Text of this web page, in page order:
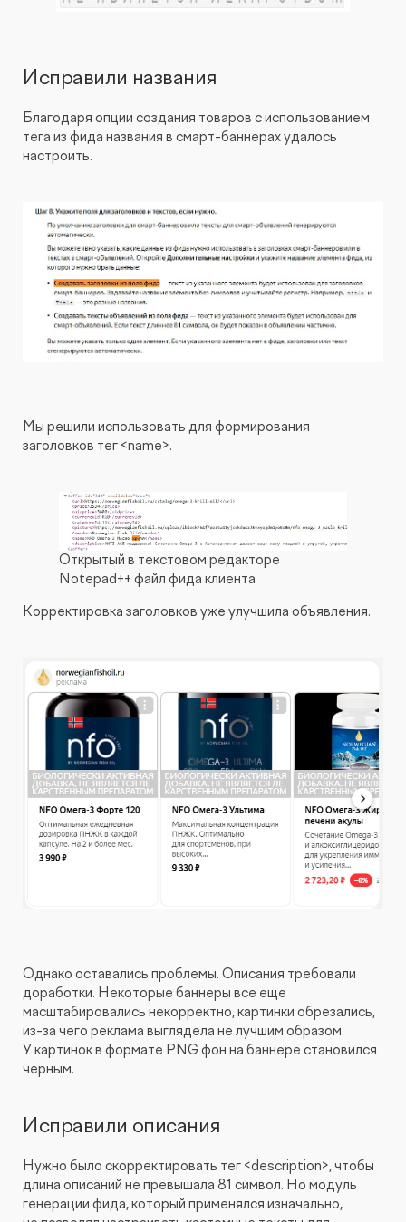
Исправили названия
Благодаря опции создания товаров с использованием
тега из фида названия в смарт-баннерах удалось
настроить.
Мы решили использовать для формирования
заголовков тег <name>.
Открытый в текстовом редакторе
Notepad++ файл фида клиента
Корректировка заголовков уже улучшила объявления.
Однако оставались проблемы. Описания требовали
доработки. Некоторые баннеры все еще
масштабировались некорректно, картинки обрезались,
из-за чего реклама выглядела не лучшим образом.
У картинок в формате PNG фон на баннере становился
черным.
Исправили описания
Нужно было скорректировать тег <description>, чтобы
длина описаний не превышала 81 символ. Но модуль
генерации фида, который применялся изначально,